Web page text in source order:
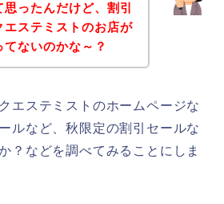
ったんだけど、割引
エステミストのお店が
ないのかな～？
エステミストのホームページな
ルなど、秋限定の割引セールな
？などを調べてみることにしま